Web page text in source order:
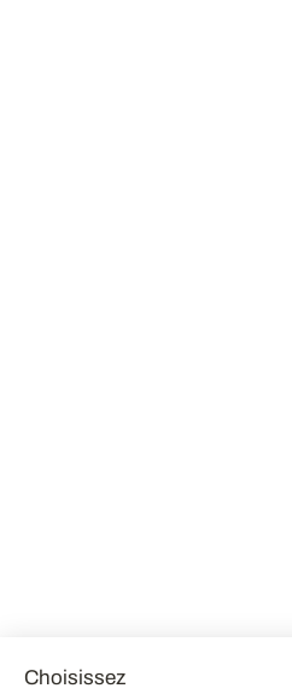
Choisissez